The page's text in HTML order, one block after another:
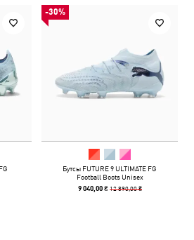
-30%
Бутсы FUTURE 9 ULTIMATE FG
Football Boots Unisex
9 040,00 ₴ 12 890,00 ₴